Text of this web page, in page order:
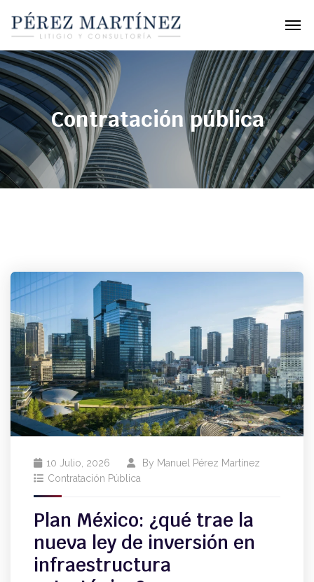
Contratación pública
10 Julio, 2026 By Manuel Pérez Martínez
Contratación Pública
Plan México: ¿qué trae la
nueva ley de inversión en
infraestructura